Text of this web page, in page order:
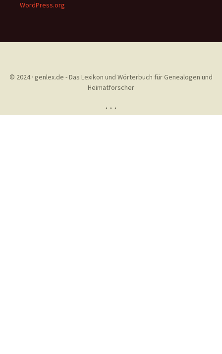
WordPress.org
© 2024 · genlex.de - Das Lexikon und Wörterbuch für Genealogen und
Heimatforscher
* * *